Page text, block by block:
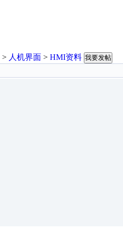
> 人机界面 > HMI资料 我要发帖